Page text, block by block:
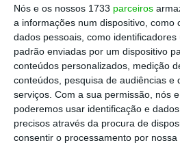
Nós e os nossos 1733 parceiros
a informações num dispositivo, como
dados pessoais, como
padrão enviadas por um dispositivo
conteúdos personalizados, medição
conteúdos, pesquisa de audiências e
serviços. Com a sua permissão, nós
poderemos usar identificação e
precisos através da procura de
consentir o processamento por
agora cerca de 0,6%.
Na mesma linha, o
recuou 0,4% na abertura da
recupera agora uns ligeiros
tecnológico Nasdaq
mastambém inverteu e